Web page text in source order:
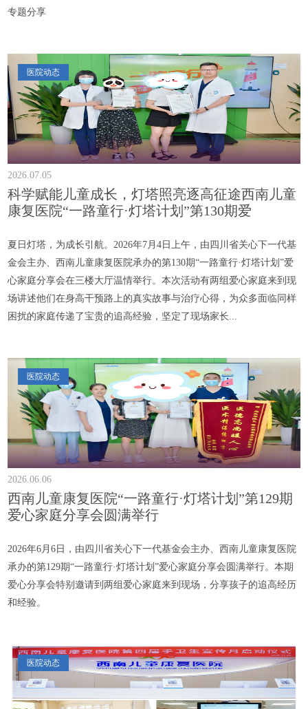
专题分享
医院动态
2026.07.05
科学赋能儿童成长，灯塔照亮逐高征途西南儿童
康复医院“一路童行·灯塔计划”第130期爱
夏日灯塔，为成长引航。2026年7月4日上午，由四川省关心下一代基
金会主办、西南儿童康复医院承办的第130期“一路童行·灯塔计划”爱
心家庭分享会在三楼大厅温情举行。本次活动有两组爱心家庭来到现
场讲述他们在身高干预路上的真实故事与治疗心得，为众多面临同样
困扰的家庭传递了宝贵的追高经验，坚定了现场家长...
医院动态
2026.06.06
西南儿童康复医院“一路童行·灯塔计划”第129期
爱心家庭分享会圆满举行
2026年6月6日，由四川省关心下一代基金会主办、西南儿童康复医院
承办的第129期“一路童行·灯塔计划”爱心家庭分享会圆满举行。本期
爱心分享会特别邀请到两组爱心家庭来到现场，分享孩子的追高经历
和经验。
医院动态